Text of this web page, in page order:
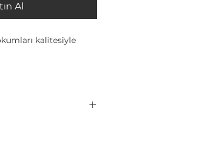
Al
kalitesiyle